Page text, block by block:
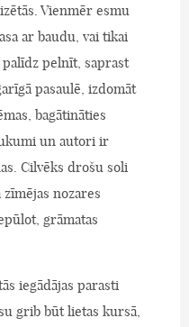
Vienmēr esmu
ar baudu, vai tikai
palīdz pelnīt, saprast
pasaulē, izdomāt
bagātināties
un autori ir
Cilvēks drošu soli
nozares
grāmatas
tās iegādājas parasti
grib būt lietas kursā,